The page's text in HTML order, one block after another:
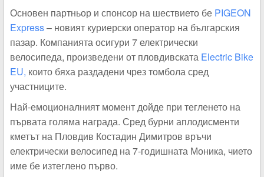
Основен партньор и спонсор на шествието бе PIGEON
Express– новият куриерски оператор на българския
пазар. Компанията осигури 7 електрически
велосипеда, произведени от пловдивската Electric Bike
EU, които бяха раздадени чрез томбола сред
участниците.
Най-емоционалният момент дойде при тегленето на
първата голяма награда. Сред бурни аплодисменти
кметът на Пловдив Костадин Димитров връчи
електрически велосипед на 7-годишната Моника, чието
име бе изтеглено първо.